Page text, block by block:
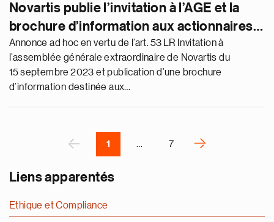
Novartis publie l’invitation à l’AGE et la
brochure d’information aux actionnaires.
Sandoz publie le prospectus de cotation
avant le vote sur la proposition de
scission
Annonce ad hoc en vertu de l’art. 53 LR Invitation à
l’assemblée générale extraordinaire de Novartis du
15 septembre 2023 et publication d’une brochure
d’information destinée aux…
‹
i
o
u
s
p
a
1 … 7
›
p
Liens apparentés
Ethique et Compliance